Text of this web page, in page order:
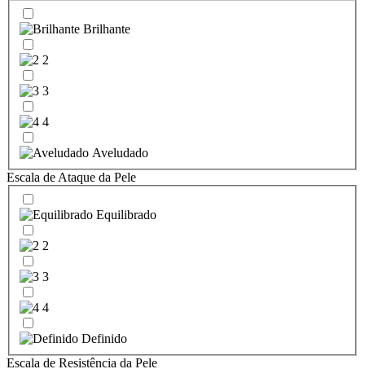
Brilhante
2
3
4
Aveludado
Escala de Ataque da Pele
Equilibrado
2
3
4
Definido
Escala de Resistência da Pele